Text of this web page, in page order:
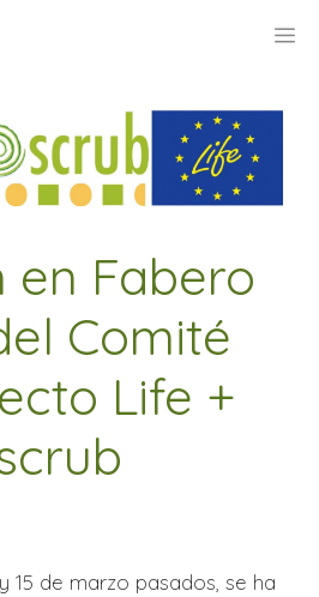
en Fabero
Comité
Life +
15 de marzo pasados, se ha